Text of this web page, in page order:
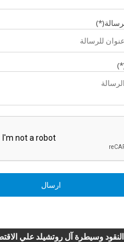
وسيطرة آل روتشيلد علي